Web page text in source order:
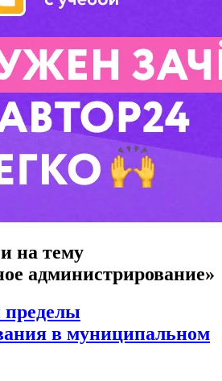
на тему
администрирование»
пределы
в муниципальном